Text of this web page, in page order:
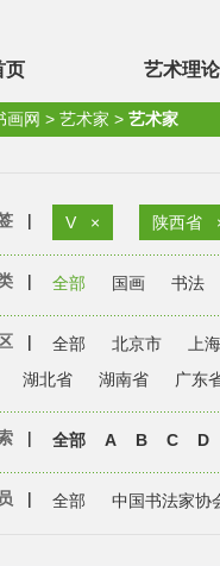
页 艺术理论
画网 > 艺术家 > 艺术家
| V × 陕西省
| 全部 国画 书法
| 全部 北京市 上
湖北省 湖南省 广东
| 全部 A B C D
| 全部 中国书法家协